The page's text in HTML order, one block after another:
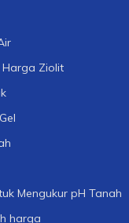
Harga Ziolit
Mengukur pH Tanah
harga